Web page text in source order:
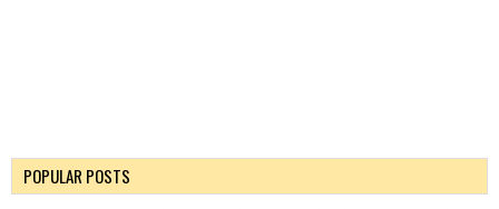
POPULAR POSTS